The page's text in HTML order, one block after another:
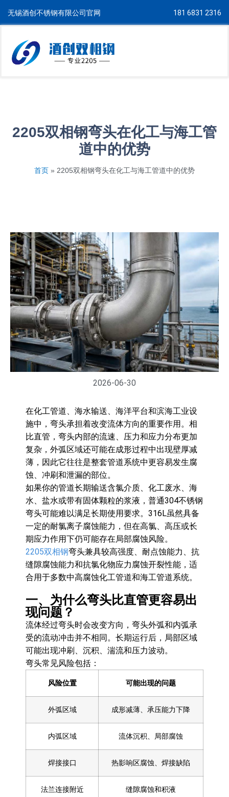
无锡酒创不锈钢有限公司官网 181 6831 2316
2205双相钢弯头在化工与海工管
道中的优势
首页 » 2205双相钢弯头在化工与海工管道中的优势
2026-06-30
在化工管道、海水输送、海洋平台和滨海工业设
施中，弯头承担着改变流体方向的重要作用。相
比直管，弯头内部的流速、压力和应力分布更加
复杂，外弧区域还可能在成形过程中出现壁厚减
薄，因此它往往是整套管道系统中更容易发生腐
蚀、冲刷和泄漏的部位。
如果你的管道长期输送含氯介质、化工废水、海
水、盐水或带有固体颗粒的浆液，普通304不锈钢
弯头可能难以满足长期使用要求。316L虽然具备
一定的耐氯离子腐蚀能力，但在高氯、高压或长
期应力作用下仍可能存在局部腐蚀风险。
2205双相钢弯头兼具较高强度、耐点蚀能力、抗
缝隙腐蚀能力和抗氯化物应力腐蚀开裂性能，适
合用于多数中高腐蚀化工管道和海工管道系统。
一、为什么弯头比直管更容易出
现问题？
流体经过弯头时会改变方向，弯头外弧和内弧承
受的流动冲击并不相同。长期运行后，局部区域
可能出现冲刷、沉积、湍流和压力波动。
弯头常见风险包括：
风险位置 可能出现的问题
外弧区域 成形减薄、承压能力下降
内弧区域 流体沉积、局部腐蚀
焊接接口 热影响区腐蚀、焊接缺陷
法兰连接附近 缝隙腐蚀和积液